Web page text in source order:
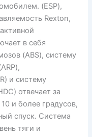
(ESP),
Rexton,
в себя
(ABS), систему
и систему
отвечает за
и более градусов,
спуск. Система
тяги и